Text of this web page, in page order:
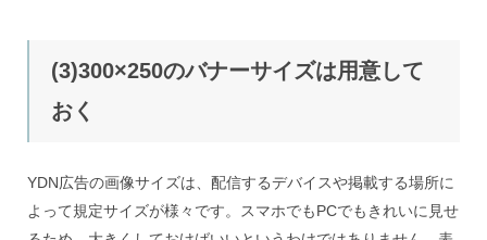
(3)300×250のバナーサイズは用意して
おく
YDN広告の画像サイズは、配信するデバイスや掲載する場所に
よって規定サイズが様々です。スマホでもPCでもきれいに見せ